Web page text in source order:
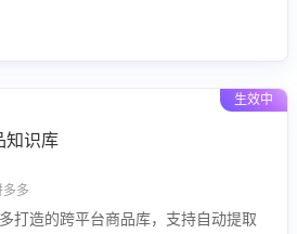
生效中
知识库
多
打造的跨平台商品库，支持自动提取